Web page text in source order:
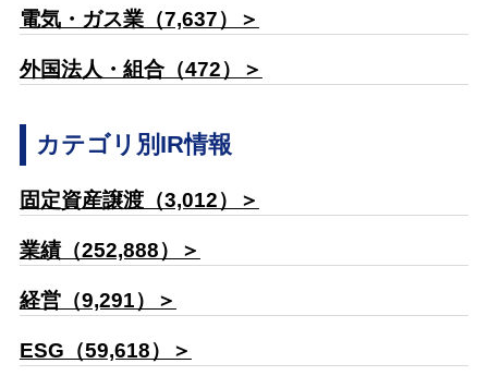
電気・ガス業（7,637）＞
外国法人・組合（472）＞
カテゴリ別IR情報
固定資産譲渡（3,012）＞
業績（252,888）＞
経営（9,291）＞
ESG（59,618）＞